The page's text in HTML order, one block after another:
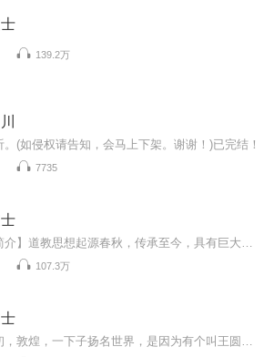
139.2万
。(如侵权请告知，会马上下架。谢谢！)已完结！
7735
107.3万